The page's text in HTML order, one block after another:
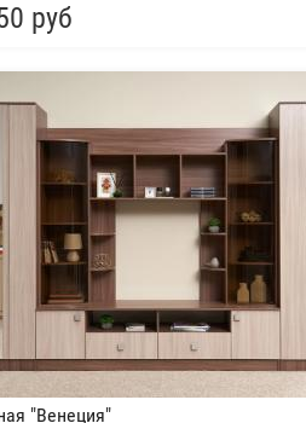
руб
"Венеция"